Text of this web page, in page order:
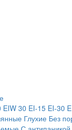
EIW 30 EI-15 EI-30
Глухие Без